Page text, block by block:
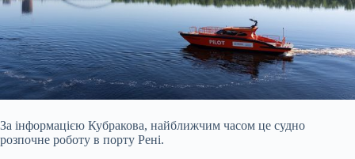
За інформацією Кубракова, найближчим часом це судно
розпочне роботу в порту Рені.